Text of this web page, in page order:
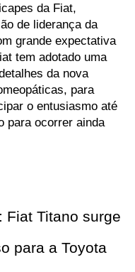
da Fiat,
de liderança da
grande expectativa
tem adotado uma
da nova
para
o entusiasmo até
para ocorrer ainda
Fiat Titano surge
para a Toyota